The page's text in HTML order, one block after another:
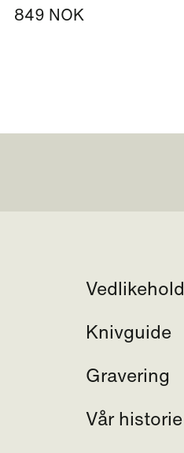
849 NOK
Vedlikehold
Knivguide
Gravering
Vår historie